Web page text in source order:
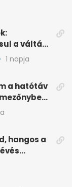
a váltás,
1 napja
a hatótáv
hangos a